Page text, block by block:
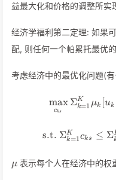
益最大化和价格的调整所实
经济学福利第二定理: 如果
配, 则任何一个帕累托最优
考虑经济中的最优化问题(
cks
max Σk=1
K μk uk
s.t. Σk=1
K cks ≤ Σ
\mu
μ 表示每个人在经济中的权